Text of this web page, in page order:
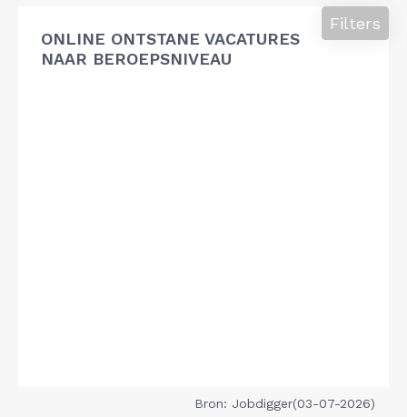
ONLINE ONTSTANE VACATURES
NAAR BEROEPSNIVEAU
Filters
Bron: Jobdigger(03-07-2026)